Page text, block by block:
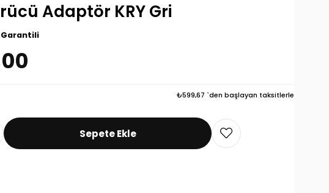
Adaptör KRY Gri
₺599,67 `den başlayan taksitlerle